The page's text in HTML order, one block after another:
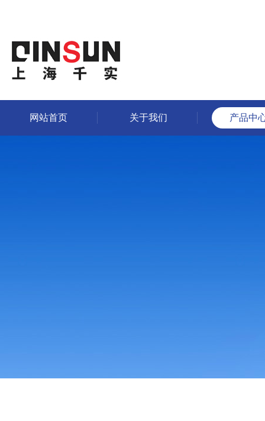
网站首页 关于我们 产品中